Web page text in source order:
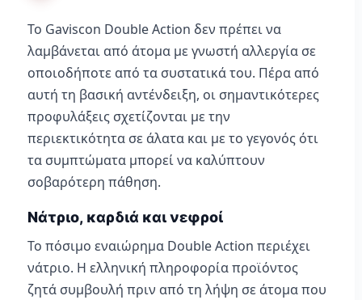
Το Gaviscon Double Action δεν πρέπει να
λαμβάνεται από άτομα με γνωστή αλλεργία σε
οποιοδήποτε από τα συστατικά του. Πέρα από
αυτή τη βασική αντένδειξη, οι σημαντικότερες
προφυλάξεις σχετίζονται με την
περιεκτικότητα σε άλατα και με το γεγονός ότι
τα συμπτώματα μπορεί να καλύπτουν
σοβαρότερη πάθηση.
Νάτριο, καρδιά και νεφροί
Το πόσιμο εναιώρημα Double Action περιέχει
νάτριο. Η ελληνική πληροφορία προϊόντος
ζητά συμβουλή πριν από τη λήψη σε άτομα που